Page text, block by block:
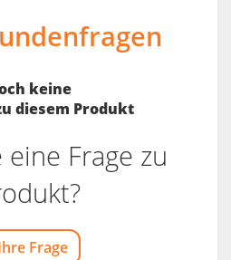
keine
diesem Produkt
eine Frage zu
Frage